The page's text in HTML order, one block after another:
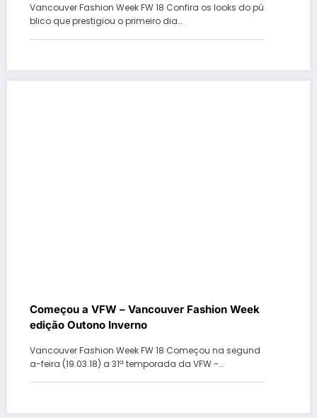
Vancouver Fashion Week FW 18 Confira os looks do pú
blico que prestigiou o primeiro dia…
Começou a VFW – Vancouver Fashion Week
edição Outono Inverno
Vancouver Fashion Week FW 18 Começou na segund
a-feira (19.03.18) a 31ª temporada da VFW -…